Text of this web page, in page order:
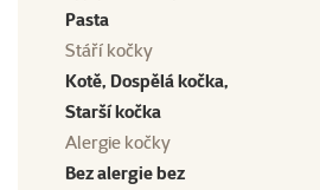
Pasta
Stáří kočky
Kotě, Dospělá kočka,
Starší kočka
Alergie kočky
Bez alergie bez